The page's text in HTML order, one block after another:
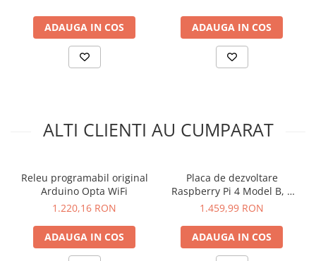
EEPROM:256 de octeti
Frecventa microprocesor:
16 MHz
Modul radio:u-blox NINA-W102
Secure Element: ATECC608A
Ce contine cutia?
ADAUGA IN COS ADAUGA IN COS
ALTI CLIENTI AU CUMPARAT
Releu programabil original
Arduino Opta WiFi
1.220,16 RON
ADAUGA IN COS
Placa de dezvoltare
Raspberry Pi 4 Model B, 8
GB
1.459,99 RON
ADAUGA IN COS